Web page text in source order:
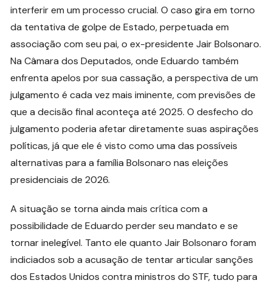
interferir em um processo crucial. O caso gira em torno
da tentativa de golpe de Estado, perpetuada em
associação com seu pai, o ex-presidente Jair Bolsonaro.
Na Câmara dos Deputados, onde Eduardo também
enfrenta apelos por sua cassação, a perspectiva de um
julgamento é cada vez mais iminente, com previsões de
que a decisão final aconteça até 2025. O desfecho do
julgamento poderia afetar diretamente suas aspirações
políticas, já que ele é visto como uma das possíveis
alternativas para a família Bolsonaro nas eleições
presidenciais de 2026.
A situação se torna ainda mais crítica com a
possibilidade de Eduardo perder seu mandato e se
tornar inelegível. Tanto ele quanto Jair Bolsonaro foram
indiciados sob a acusação de tentar articular sanções
dos Estados Unidos contra ministros do STF, tudo para